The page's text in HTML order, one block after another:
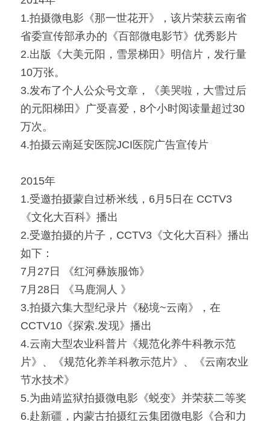
1.拍摄微电影《那一世花开》，该片荣获云南省
省委宣传部承办的《百部微电影节》优秀影片
2.出版《大美元阳，雪景梯田》明信片，发行量
10万张。
3.发布了个人公众号文章，《美哭啦，大雪过后
的元阳梯田》广受喜爱，8个小时阅读量超过30
万次。
4.拍摄云南延安医院JCI医院广告宣传片
2015年
1.受邀拍摄蒙自过桥米线，6月5日在 CCTV3
《文化大百科》播出
2.受邀拍摄的片子，CCTV3《文化大百科》播出
如下：
7月27日 《红河彝族服饰》
7月28日 《马鹿洞人 》
3.拍摄六集大型纪录片《秘境~云南》，在
CCTV10《探索.发现》播出
4.云南大型农业科普片《规范化养牛科教示范
片》、《规范化养羊科教示范片》、《云南农业
节水技术》
5.为曲靖监狱拍摄微电影《蜕变》并荣获二等奖
6.赴新疆，内蒙古拍摄红云集团微电影《合和力